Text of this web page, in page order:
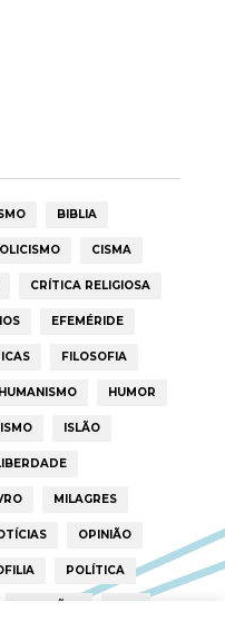
BIBLIA
CISMA
CRÍTICA RELIGIOSA
EFEMÉRIDE
FILOSOFIA
HUMANISMO HUMOR
ISLÃO
MILAGRES
OPINIÃO
POLÍTICA
RELIGIÕES RTP